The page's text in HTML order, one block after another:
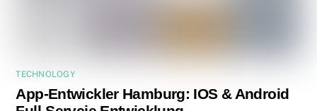
TECHNOLOGY
App-Entwickler Hamburg: IOS & Android